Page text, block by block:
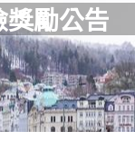
)
勵公告